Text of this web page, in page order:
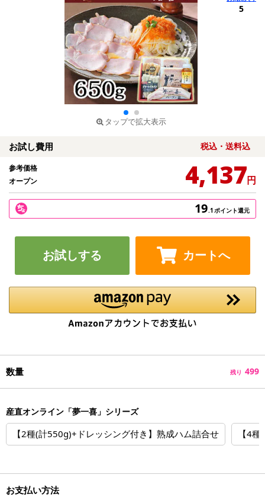
タップで拡大表示
5
お試し費用 税込・送料込
参考価格
オープン
4,137円
19.1ポイント還元
お試しする カートへ
数量 残り 499
産直オンライン「夢一喜」シリーズ
【2種(計550g)+ドレッシング付き】熟成ハム詰合せ 【4
お支払い方法